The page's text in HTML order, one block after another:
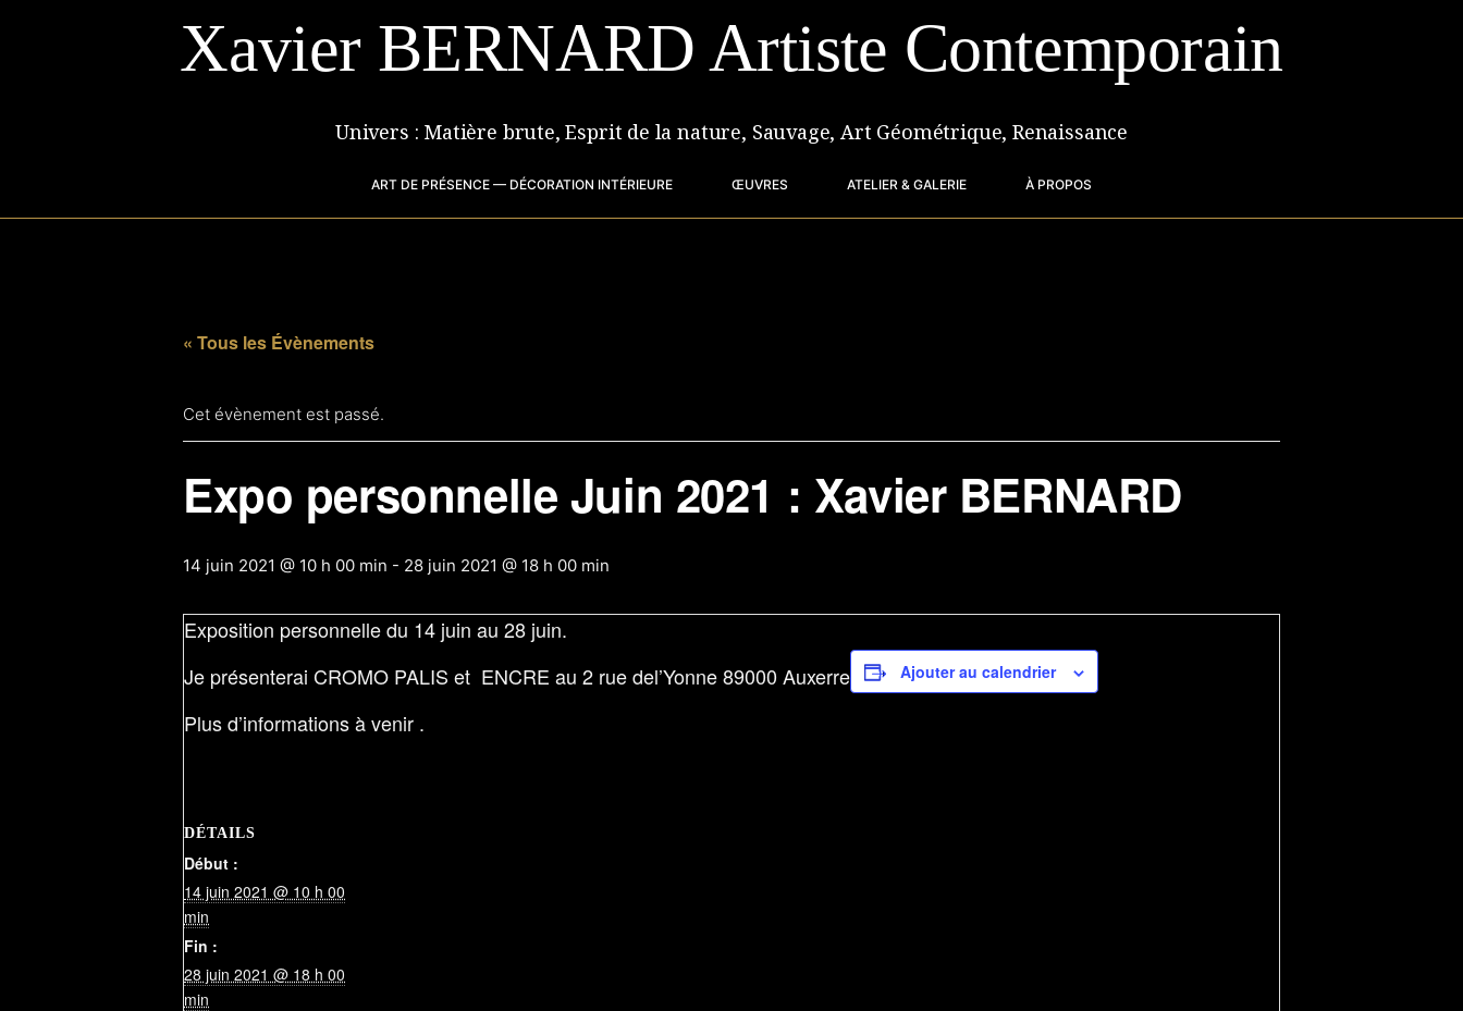
Xavier BERNARD Artiste Contemporain
Univers : Matière brute, Esprit de la nature, Sauvage, Art Géométrique, Renaissance
ART DE PRÉSENCE — DÉCORATION INTÉRIEURE ŒUVRES ATELIER & GALERIE À PROPOS
« Tous les Évènements
Cet évènement est passé.
Expo personnelle Juin 2021 : Xavier BERNARD
14 juin 2021 @ 10 h 00 min - 28 juin 2021 @ 18 h 00 min
Exposition personnelle du 14 juin au 28 juin.
Je présenterai CROMO PALIS et ENCRE au 2 rue del’Yonne 89000 Auxerre
Plus d’informations à venir .
Ajouter au calendrier
DÉTAILS
Début :
14 juin 2021 @ 10 h 00
min
Fin :
28 juin 2021 @ 18 h 00
min